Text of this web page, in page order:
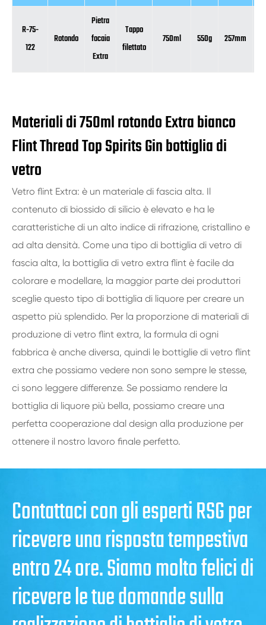
R-75-
122
Rotondo
Pietra
focaia
Extra
Tappo
filettato
750ml 550g 257mm
Materiali di 750ml rotondo Extra bianco
Flint Thread Top Spirits Gin bottiglia di
vetro
Vetro flint Extra: è un materiale di fascia alta. Il
contenuto di biossido di silicio è elevato e ha le
caratteristiche di un alto indice di rifrazione, cristallino e
ad alta densità. Come una tipo di bottiglia di vetro di
fascia alta, la bottiglia di vetro extra flint è facile da
colorare e modellare, la maggior parte dei produttori
sceglie questo tipo di bottiglia di liquore per creare un
aspetto più splendido. Per la proporzione di materiali di
produzione di vetro flint extra, la formula di ogni
fabbrica è anche diversa, quindi le bottiglie di vetro flint
extra che possiamo vedere non sono sempre le stesse,
ci sono leggere differenze. Se possiamo rendere la
bottiglia di liquore più bella, possiamo creare una
perfetta cooperazione dal design alla produzione per
ottenere il nostro lavoro finale perfetto.
Contattaci con gli esperti RSG per
ricevere una risposta tempestiva
entro 24 ore. Siamo molto felici di
ricevere le tue domande sulla